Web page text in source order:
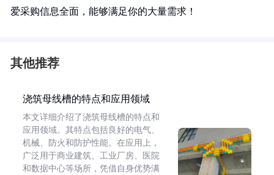
爱采购信息全面，能够满足你的大量需求！
其他推荐
浇筑母线槽的特点和应用领域
本文详细介绍了浇筑母线槽的特点和
应用领域。其特点包括良好的电气、
机械、防火和防护性能。在应用上，
广泛用于商业建筑、工业厂房、医院
和数据中心等场所，凭借自身优势满